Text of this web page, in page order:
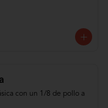
con un 1/8 de pollo a